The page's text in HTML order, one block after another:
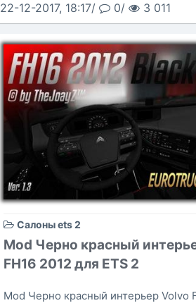
22-12-2017, 18:17/ 0/ 3 011
Салоны ets 2
Mod Черно красный
FH16 2012 для ETS 2
Mod Черно красный интерьер Volvo